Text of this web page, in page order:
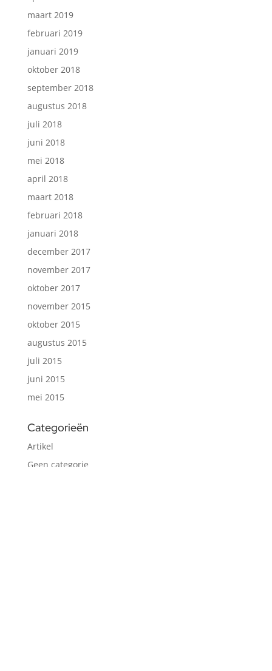
maart 2019
februari 2019
januari 2019
oktober 2018
september 2018
augustus 2018
juli 2018
juni 2018
mei 2018
april 2018
maart 2018
februari 2018
januari 2018
december 2017
november 2017
oktober 2017
november 2015
oktober 2015
augustus 2015
juli 2015
juni 2015
mei 2015
Categorieën
Artikel
Geen categorie